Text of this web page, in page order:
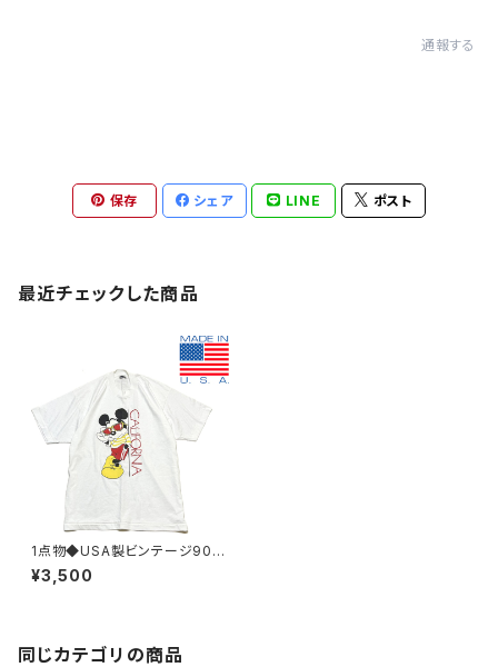
通報する
保存 シェア LINE ポスト
最近チェックした商品
1点物◆USA製ビンテージ90s
ミッキーマウス白Tシャツ古着メ
ンズXLレディースOKアメカジ9
¥3,500
同じカテゴリの商品